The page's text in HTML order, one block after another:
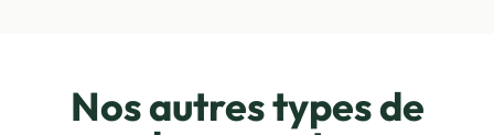
Nos autres types de